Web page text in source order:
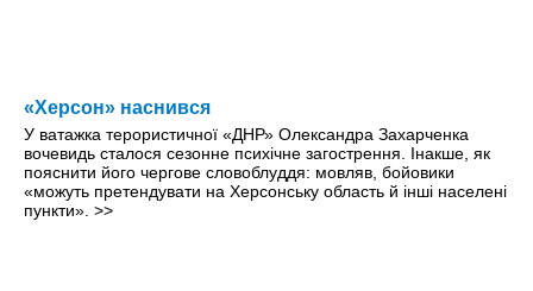
«Херсон» наснився
У ватажка терористичної «ДНР» Олександра Захарченка
вочевидь сталося сезонне психічне загострення. Інакше, як
пояснити його чергове словоблуддя: мовляв, бойовики
«можуть претендувати на Херсонську область й інші населені
пункти». >>